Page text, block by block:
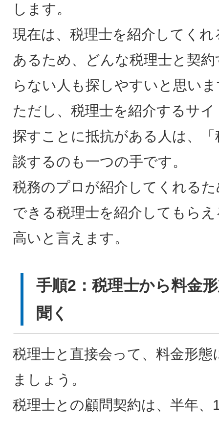
します。
現在は、税理士を紹介してく
あるため、どんな税理士と契
らない人も探しやすいと思い
ただし、税理士を紹介するサ
探すことに抵抗がある人は、「
談するのも一つの手です。
税務のプロが紹介してくれる
できる税理士を紹介してもら
高いと言えます。
手順2：税理士から料金
聞く
税理士と直接会って、料金形態
ましょう。
税理士との顧問契約は、半年、